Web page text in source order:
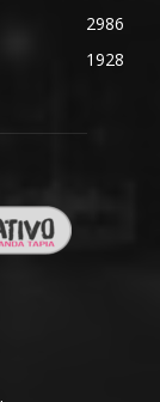
2986
1928